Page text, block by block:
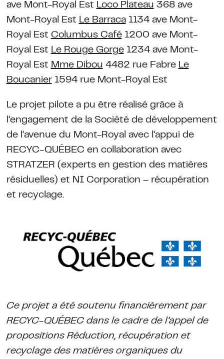
ave Mont-Royal Est Loco Plateau 368 ave
Mont-Royal Est Le Barraca1134 ave Mont-
Royal Est Columbus Café1200 ave Mont-
Royal Est Le Rouge Gorge1234 ave Mont-
Royal Est Mme Dibou 4482 rue Fabre Le
Boucanier1594 rue Mont-Royal Est
Le projet pilote a pu être réalisé grâce à
l’engagement de la Société de développement
de l’avenue du Mont-Royal avec l’appui de
RECYC-QUÉBEC en collaboration avec
STRATZER (experts en gestion des matières
résiduelles) et NI Corporation – récupération
et recyclage.
Ce projet a été soutenu financièrement par
RECYC-QUÉBEC dans le cadre de l’appel de
propositions Réduction, récupération et
recyclage des matières organiques du